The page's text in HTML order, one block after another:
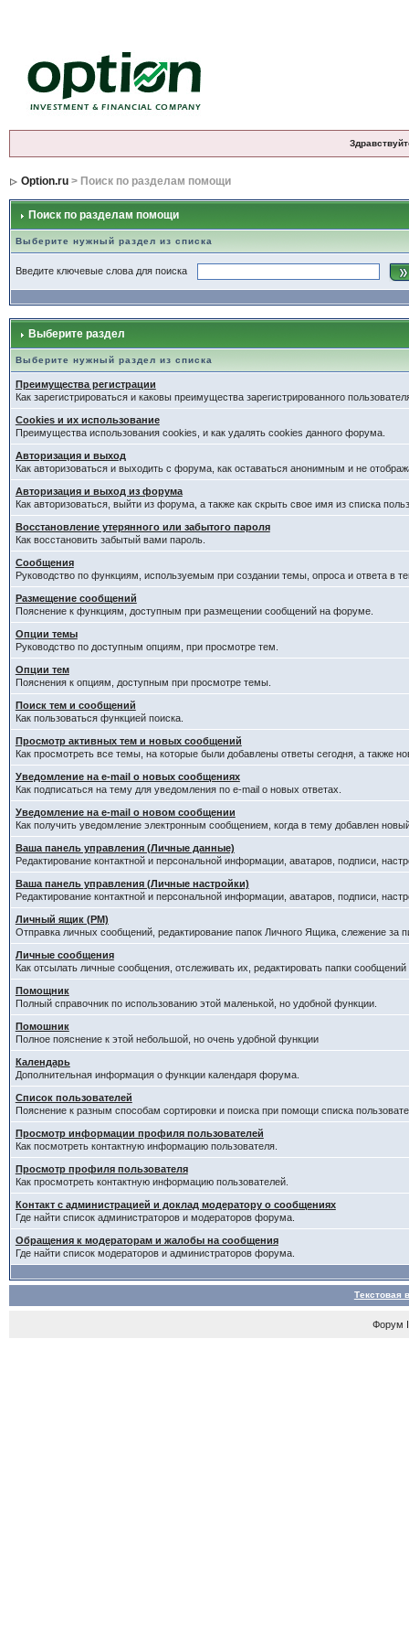
Option.ru> Поиск по разделам помощи
Поиск по разделам помощи
Выберите нужный раздел из списка
Введите ключевые слова для поиска
Выберите раздел
Выберите нужный раздел из списка
Преимущества регистрации
Как зарегистрироваться и каковы преимущества зарегистрированного
Cookies и их использование
Преимущества использования cookies, и как удалять cookies данного форума.
Авторизация и выход
Как авторизоваться и выходить с форума, как оставаться анонимным и не
Авторизация и выход из форума
Как авторизоваться, выйти из форума, а также как скрыть свое имя из списка
Восстановление утерянного или забытого пароля
Как восстановить забытый вами пароль.
Сообщения
Руководство по функциям, используемым при создании темы, опроса и ответа в
Размещение сообщений
Пояснение к функциям, доступным при размещении сообщений на форуме.
Опции темы
Руководство по доступным опциям, при просмотре тем.
Опции тем
Пояснения к опциям, доступным при просмотре темы.
Поиск тем и сообщений
Как пользоваться функцией поиска.
Просмотр активных тем и новых сообщений
Как просмотреть все темы, на которые были добавлены ответы сегодня, а также
Уведомление на e-mail о новых сообщениях
Как подписаться на тему для уведомления по e-mail о новых ответах.
Уведомление на е-mail о новом сообщении
Как получить уведомление электронным сообщением, когда в тему добавлен
Ваша панель управления (Личные данные)
Редактирование контактной и персональной информации, аватаров, подписи,
Ваша панель управления (Личные настройки)
Редактирование контактной и персональной информации, аватаров, подписи,
Личный ящик (PM)
Отправка личных сообщений, редактирование папок Личного Ящика, слежение за
Личные сообщения
Как отсылать личные сообщения, отслеживать их, редактировать папки
Помощник
Полный справочник по использованию этой маленькой, но удобной функции.
Помошник
Полное пояснение к этой небольшой, но очень удобной функции
Календарь
Дополнительная информация о функции календаря форума.
Список пользователей
Пояснение к разным способам сортировки и поиска при помощи списка
Просмотр информации профиля пользователей
Как посмотреть контактную информацию пользователя.
Просмотр профиля пользователя
Как просмотреть контактную информацию пользователей.
Контакт с администрацией и доклад модератору о сообщениях
Где найти список администраторов и модераторов форума.
Обращения к модераторам и жалобы на сообщения
Где найти список модераторов и администраторов форума.
Текстовая
Форум